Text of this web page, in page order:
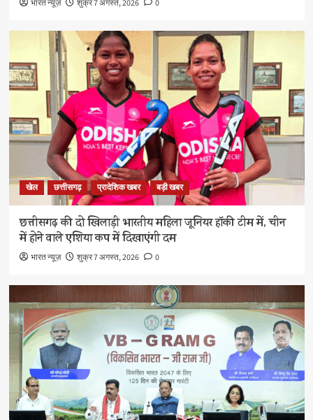
भारत न्यूज़ शुक्र 7 अगस्त, 2026 0
खेल छत्तीसगढ़ प्रादेशिक खबर बड़ी खबर
छत्तीसगढ़ की दो खिलाड़ी भारतीय महिला जूनियर हॉकी टीम में, चीन
में होने वाले एशिया कप में दिखाएंगी दम
भारत न्यूज़ शुक्र 7 अगस्त, 2026 0